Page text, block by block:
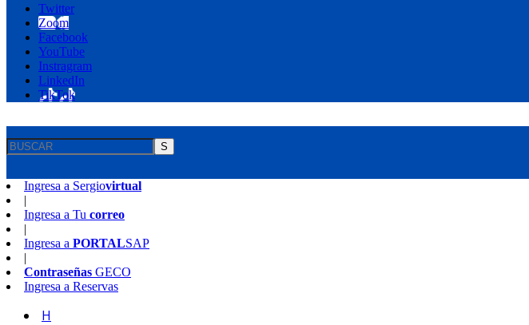
Twitter
Zoom
Facebook
YouTube
Instragram
LinkedIn
TikTok
S
Ingresa a Sergiovirtual
|
Ingresa a Tu correo
|
Ingresa a PORTALSAP
|
Contraseñas GECO
Ingresa a Reservas
H